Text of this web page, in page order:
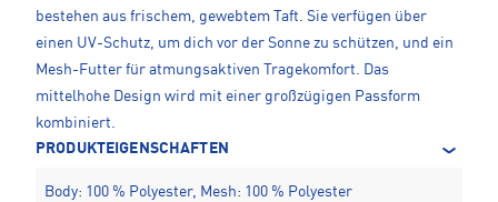
bestehen aus frischem, gewebtem Taft. Sie verfügen über
einen UV-Schutz, um dich vor der Sonne zu schützen, und ein
Mesh-Futter für atmungsaktiven Tragekomfort. Das
mittelhohe Design wird mit einer großzügigen Passform
kombiniert.
PRODUKTEIGENSCHAFTEN
Body: 100 % Polyester, Mesh: 100 % Polyester